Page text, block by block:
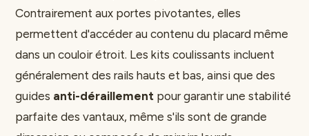
Contrairement aux portes pivotantes, elles
permettent d'accéder au contenu du placard même
dans un couloir étroit. Les kits coulissants incluent
généralement des rails hauts et bas, ainsi que des
guides anti-déraillement pour garantir une stabilité
parfaite des vantaux, même s'ils sont de grande